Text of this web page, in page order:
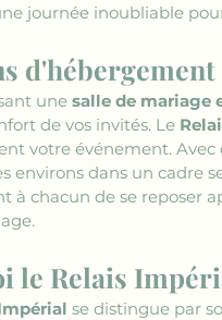
journée inoubliable
une salle de mariage
de vos invités. Le
votre événement.
environs dans un cadre
à chacun de se reposer
le Relais
se distingue par